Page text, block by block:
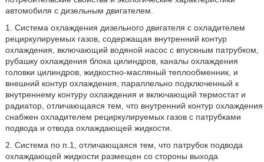
автомобиля с дизельным двигателем.
1. Система охлаждения дизельного двигателя с охладителем
рециркулируемых газов, содержащая внутренний контур
охлаждения, включающий водяной насос с впускным патрубком,
рубашку охлаждения блока цилиндров, каналы охлаждения
головки цилиндров, жидкостно-масляный теплообменник, и
внешний контур охлаждения, параллельно подключенный к
внутреннему контуру охлаждения и включающий термостат и
радиатор, отличающаяся тем, что внутренний контур охлаждения
снабжен охладителем рециркулируемых газов с патрубками
подвода и отвода охлаждающей жидкости.
2. Система по п.1, отличающаяся тем, что патрубок подвода
охлаждающей жидкости размещен со стороны выхода